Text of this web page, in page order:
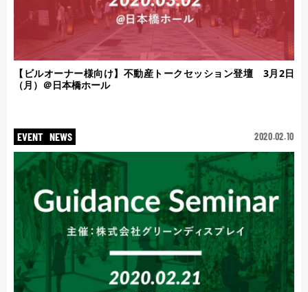
【ビルオーナー様向け】不動産トークセッション登壇 3月2日
（月）＠日本橋ホール
EVENT NEWS 2020.02.10